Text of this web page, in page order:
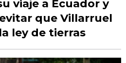
viaje a Ecuador y
que Villarruel
ley de tierras